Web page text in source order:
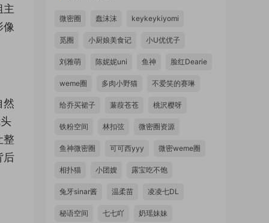
主
像
然
整
后
微密圈 蠢沫沫 keykeykiyomi
觅圈 小厨娘美食记 小U优优子
刘雅萌 陈妮妮uni 鱼神 脸红Dearie
weme圈 多肉小野猫 不爱笑的赛琳
给乔买裙子 蒹葭苍苍 桃沢樱呀
铁粉空间 林扣弦 微密圈资源
鱼神微密圈 可可西yyy 微密weme圈
相扑猫 小团嫂 露宝吃不饱
兔牙sinar酱 温柔苗 凌凌七DL
秘语空间 七七吖 奶瑶妹妹